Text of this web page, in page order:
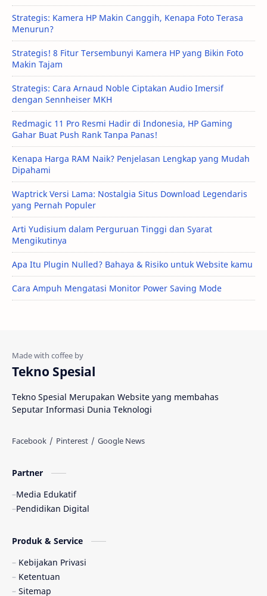
Strategis: Kamera HP Makin Canggih, Kenapa Foto Terasa
Menurun?
Strategis! 8 Fitur Tersembunyi Kamera HP yang Bikin Foto
Makin Tajam
Strategis: Cara Arnaud Noble Ciptakan Audio Imersif
dengan Sennheiser MKH
Redmagic 11 Pro Resmi Hadir di Indonesia, HP Gaming
Gahar Buat Push Rank Tanpa Panas!
Kenapa Harga RAM Naik? Penjelasan Lengkap yang Mudah
Dipahami
Waptrick Versi Lama: Nostalgia Situs Download Legendaris
yang Pernah Populer
Arti Yudisium dalam Perguruan Tinggi dan Syarat
Mengikutinya
Apa Itu Plugin Nulled? Bahaya & Risiko untuk Website kamu
Cara Ampuh Mengatasi Monitor Power Saving Mode
Tekno Spesial
Tekno Spesial Merupakan Website yang membahas
Seputar Informasi Dunia Teknologi
Partner
Media Edukatif
Pendidikan Digital
Produk & Service
Kebijakan Privasi
Ketentuan
Sitemap